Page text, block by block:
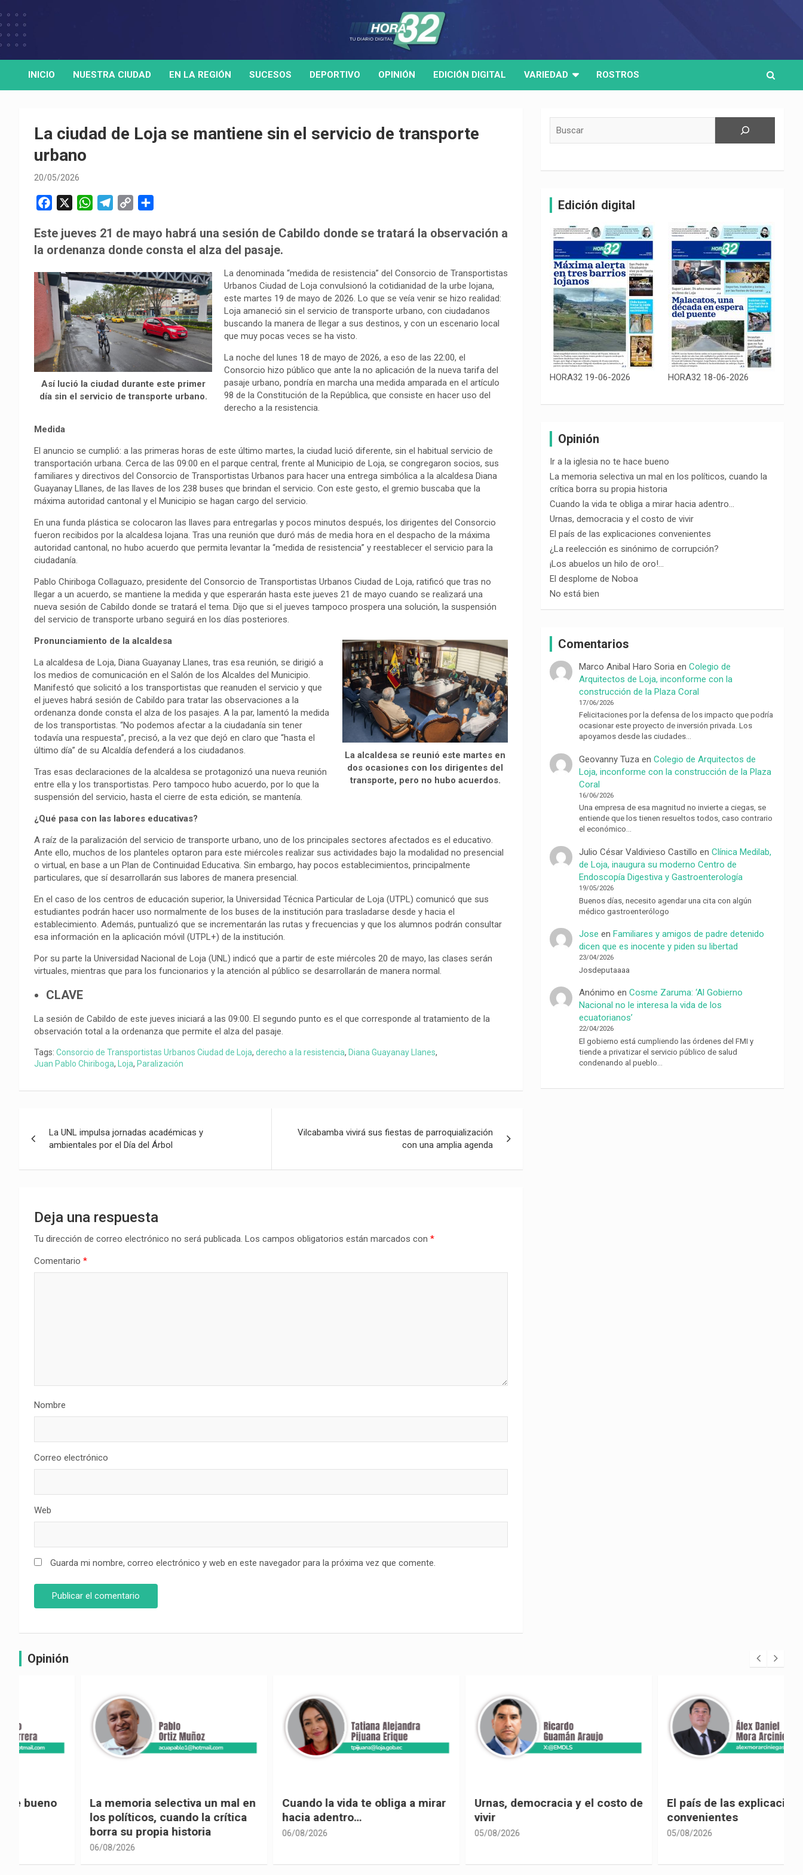
to
HORA32
Medio de comunicación digital
INICIO NUESTRA CIUDAD EN LA REGIÓN SUCESOS DEPORTIVO OPINIÓN EDICIÓN DIGITAL VARIEDAD ROSTROS
La ciudad de Loja se mantiene sin el servicio de transporte
urbano
20/05/2026
c
e
k
W
a
t
A
p
p
e
r
a
m
p
y
i
n
k
m
p
r
t
i
r
Este jueves 21 de mayo habrá una sesión de Cabildo donde se tratará la observación a
la ordenanza donde consta el alza del pasaje.
Así lució la ciudad durante este primer
día sin el servicio de transporte urbano.
La denominada “medida de resistencia” del Consorcio de Transportistas
Urbanos Ciudad de Loja convulsionó la cotidianidad de la urbe lojana,
este martes 19 de mayo de 2026. Lo que se veía venir se hizo realidad:
Loja amaneció sin el servicio de transporte urbano, con ciudadanos
buscando la manera de llegar a sus destinos, y con un escenario local
que muy pocas veces se ha visto.
La noche del lunes 18 de mayo de 2026, a eso de las 22:00, el
Consorcio hizo público que ante la no aplicación de la nueva tarifa del
pasaje urbano, pondría en marcha una medida amparada en el artículo
98 de la Constitución de la República, que consiste en hacer uso del
derecho a la resistencia.
Medida
El anuncio se cumplió: a las primeras horas de este último martes, la ciudad lució diferente, sin el habitual servicio de
transportación urbana. Cerca de las 09:00 en el parque central, frente al Municipio de Loja, se congregaron socios, sus
familiares y directivos del Consorcio de Transportistas Urbanos para hacer una entrega simbólica a la alcaldesa Diana
Guayanay Lllanes, de las llaves de los 238 buses que brindan el servicio. Con este gesto, el gremio buscaba que la
máxima autoridad cantonal y el Municipio se hagan cargo del servicio.
En una funda plástica se colocaron las llaves para entregarlas y pocos minutos después, los dirigentes del Consorcio
fueron recibidos por la alcaldesa lojana. Tras una reunión que duró más de media hora en el despacho de la máxima
autoridad cantonal, no hubo acuerdo que permita levantar la “medida de resistencia” y reestablecer el servicio para la
ciudadanía.
Pablo Chiriboga Collaguazo, presidente del Consorcio de Transportistas Urbanos Ciudad de Loja, ratificó que tras no
llegar a un acuerdo, se mantiene la medida y que esperarán hasta este jueves 21 de mayo cuando se realizará una
nueva sesión de Cabildo donde se tratará el tema. Dijo que si el jueves tampoco prospera una solución, la suspensión
del servicio de transporte urbano seguirá en los días posteriores.
La alcaldesa se reunió este martes en
dos ocasiones con los dirigentes del
transporte, pero no hubo acuerdos.
Pronunciamiento de la alcaldesa
La alcaldesa de Loja, Diana Guayanay Llanes, tras esa reunión, se dirigió a
los medios de comunicación en el Salón de los Alcaldes del Municipio.
Manifestó que solicitó a los transportistas que reanuden el servicio y que
el jueves habrá sesión de Cabildo para tratar las observaciones a la
ordenanza donde consta el alza de los pasajes. A la par, lamentó la medida
de los transportistas. “No podemos afectar a la ciudadanía sin tener
todavía una respuesta”, precisó, a la vez que dejó en claro que “hasta el
último día” de su Alcaldía defenderá a los ciudadanos.
Tras esas declaraciones de la alcaldesa se protagonizó una nueva reunión
entre ella y los transportistas. Pero tampoco hubo acuerdo, por lo que la
suspensión del servicio, hasta el cierre de esta edición, se mantenía.
¿Qué pasa con las labores educativas?
A raíz de la paralización del servicio de transporte urbano, uno de los principales sectores afectados es el educativo.
Ante ello, muchos de los planteles optaron para este miércoles realizar sus actividades bajo la modalidad no presencial
o virtual, en base a un Plan de Continuidad Educativa. Sin embargo, hay pocos establecimientos, principalmente
particulares, que sí desarrollarán sus labores de manera presencial.
En el caso de los centros de educación superior, la Universidad Técnica Particular de Loja (UTPL) comunicó que sus
estudiantes podrán hacer uso normalmente de los buses de la institución para trasladarse desde y hacia el
establecimiento. Además, puntualizó que se incrementarán las rutas y frecuencias y que los alumnos podrán consultar
esa información en la aplicación móvil (UTPL+) de la institución.
Por su parte la Universidad Nacional de Loja (UNL) indicó que a partir de este miércoles 20 de mayo, las clases serán
virtuales, mientras que para los funcionarios y la atención al público se desarrollarán de manera normal.
CLAVE
La sesión de Cabildo de este jueves iniciará a las 09:00. El segundo punto es el que corresponde al tratamiento de la
observación total a la ordenanza que permite el alza del pasaje.
Tags: Consorcio de Transportistas Urbanos Ciudad de Loja, derecho a la resistencia, Diana Guayanay Llanes,
Juan Pablo Chiriboga, Loja, Paralización
de
entradas
La UNL impulsa jornadas académicas y
ambientales por el Día del Árbol
Vilcabamba vivirá sus fiestas de parroquialización
con una amplia agenda
Deja una respuesta
Tu dirección de correo electrónico no será publicada. Los campos obligatorios están marcados con *
Comentario *
Nombre
Correo electrónico
Web
Guarda mi nombre, correo electrónico y web en este navegador para la próxima vez que comente.
Edición digital
HORA32 19-06-2026 HORA32 18-06-2026
Opinión
Ir a la iglesia no te hace bueno
La memoria selectiva un mal en los políticos, cuando la
crítica borra su propia historia
Cuando la vida te obliga a mirar hacia adentro…
Urnas, democracia y el costo de vivir
El país de las explicaciones convenientes
¿La reelección es sinónimo de corrupción?
¡Los abuelos un hilo de oro!…
El desplome de Noboa
No está bien
Comentarios
Marco Anibal Haro Soria enColegio de
Arquitectos de Loja, inconforme con la
construcción de la Plaza Coral
17/06/2026
Felicitaciones por la defensa de los impacto que podría
ocasionar este proyecto de inversión privada. Los
apoyamos desde las ciudades…
Geovanny Tuza enColegio de Arquitectos de
Loja, inconforme con la construcción de la Plaza
Coral
16/06/2026
Una empresa de esa magnitud no invierte a ciegas, se
entiende que los tienen resueltos todos, caso contrario
el económico…
Julio César Valdivieso Castillo enClínica Medilab,
de Loja, inaugura su moderno Centro de
Endoscopía Digestiva y Gastroenterología
19/05/2026
Buenos días, necesito agendar una cita con algún
médico gastroenterólogo
Jose enFamiliares y amigos de padre detenido
dicen que es inocente y piden su libertad
23/04/2026
Josdeputaaaa
Anónimo enCosme Zaruma: ‘Al Gobierno
Nacional no le interesa la vida de los
ecuatorianos’
22/04/2026
El gobierno está cumpliendo las órdenes del FMI y
tiende a privatizar el servicio público de salud
condenando al pueblo…
Opinión
La memoria selectiva un mal en
los políticos, cuando la crítica
borra su propia historia
Cuando la vida te obliga a mirar
hacia adentro…
Urnas, democracia y el costo de
El país de las explicaciones
convenientes